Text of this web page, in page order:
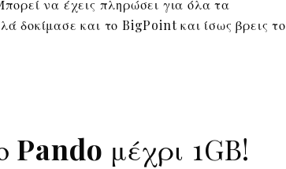
να έχεις πληρώσει για όλα τα
δοκίμασε και το BigPoint και ίσως βρεις το
Pando μέχρι 1GB!